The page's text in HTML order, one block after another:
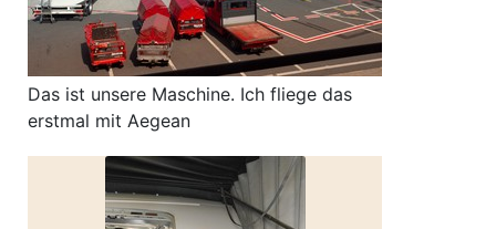
Das ist unsere Maschine. Ich fliege das
erstmal mit Aegean